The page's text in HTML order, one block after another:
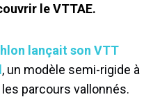
le VTTAE.
lançait son VTT
, un modèle semi-rigide à
parcours vallonnés.